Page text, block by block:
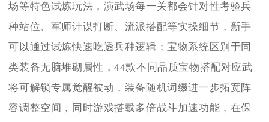
场等特色试炼玩法，演武场每一关都会针对性考验兵
种站位、军师计谋打断、流派搭配等实操细节，新手
可以通过试炼快速吃透兵种逻辑；宝物系统区别于同
类装备无脑堆砌属性，44款不同品质宝物搭配对应武
将可解锁专属觉醒被动，装备随机词缀进一步拓宽阵
容调整空间，同时游戏搭载多倍战斗加速功能，在保